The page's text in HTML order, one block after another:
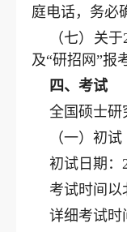
庭电话，务必
（七）关
及“研招网”报
四 、考试
全国硕士研
（一）初试
初试日期：
考试时间
详细考试时